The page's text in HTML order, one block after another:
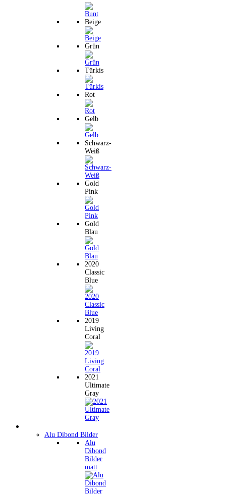
Beige
Grün
Türkis
Rot
Gelb
Schwarz-
Weiß
Gold
Pink
Gold
Blau
2020
Classic
Blue
2019
Living
Coral
2021
Ultimate
Gray
Alu Dibond Bilder
Alu
Dibond
Bilder
matt